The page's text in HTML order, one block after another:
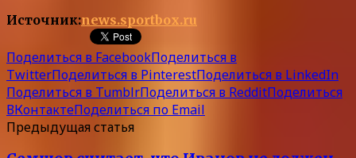
Источник:news.sportbox.ru
Поделиться в FacebookПоделиться в
TwitterПоделиться в PinterestПоделиться в LinkedIn
Поделиться в TumblrПоделиться в RedditПоделиться
ВКонтактеПоделиться по Email
Предыдущая статья